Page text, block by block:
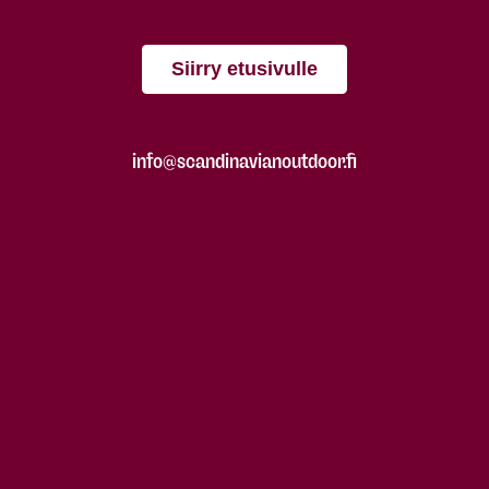
Siirry etusivulle
info@scandinavianoutdoor.fi